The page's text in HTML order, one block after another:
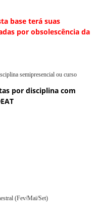
base terá suas
por obsolescência da
semipresencial ou curso
por disciplina com
(Fev/Mai/Set)